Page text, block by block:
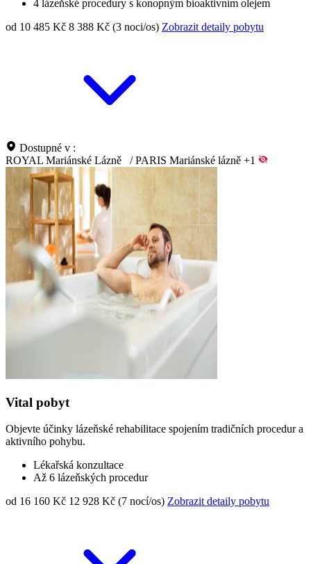
4 lázeňské procedury s konopným bioaktivním olejem
od 10 485 Kč 8 388 Kč (3 noci/os) Zobrazit detaily pobytu
Dostupné v :
ROYAL Mariánské Lázně
/ PARIS Mariánské lázně +1
Vital pobyt
Objevte účinky lázeňské rehabilitace spojením tradičních procedur a
aktivního pohybu.
Lékařská konzultace
Až 6 lázeňských procedur
od 16 160 Kč 12 928 Kč (7 nocí/os) Zobrazit detaily pobytu